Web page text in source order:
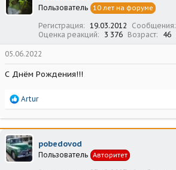
и
Пользователь 10 лет на форуме
Регистрация 19.03.2012 Сообщения
Оценка реакций
3 376 Возраст 46
05.06.2022
С Днём Рождения!!!
Р
а
к
ц
и
и
Artur
pobedovod
Пользователь Авторитет